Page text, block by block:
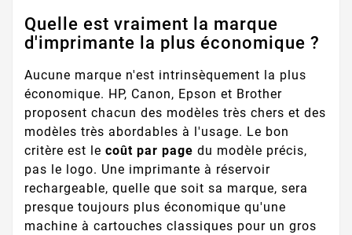
Quelle est vraiment la marque
d'imprimante la plus économique ?
Aucune marque n'est intrinsèquement la plus
économique. HP, Canon, Epson et Brother
proposent chacun des modèles très chers et des
modèles très abordables à l'usage. Le bon
critère est le coût par page du modèle précis,
pas le logo. Une imprimante à réservoir
rechargeable, quelle que soit sa marque, sera
presque toujours plus économique qu'une
machine à cartouches classiques pour un gros